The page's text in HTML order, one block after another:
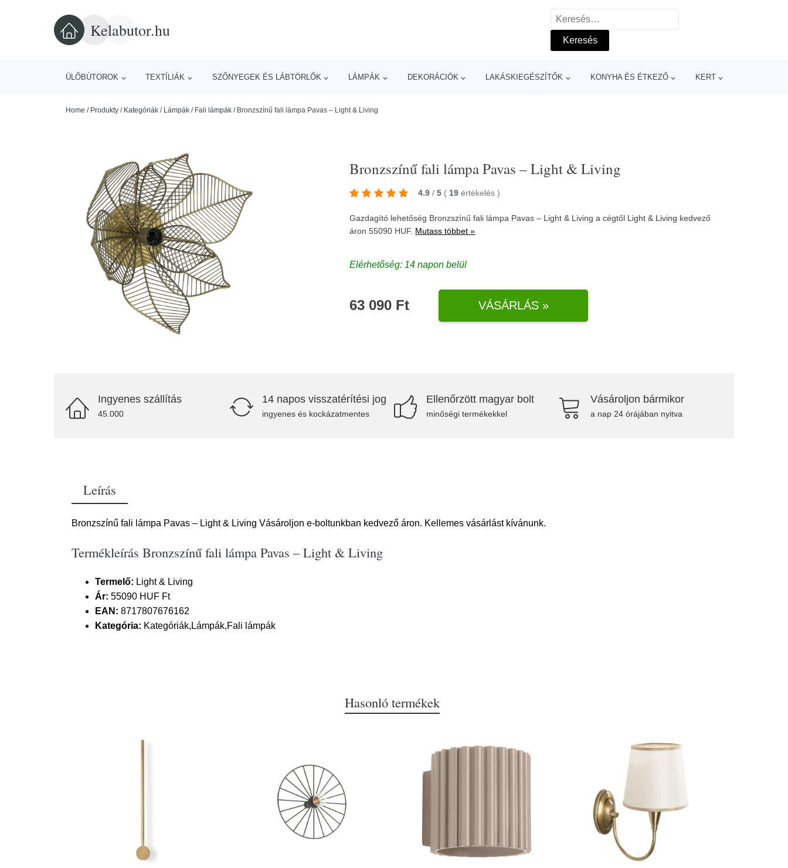
Kelabutor.hu
Keresés:
ÜLŐBÚTOROK TEXTÍLIÁK SZŐNYEGEK ÉS LÁBTÖRLŐK LÁMPÁK DEKORÁCIÓK LAKÁSKIEGÉSZÍTŐK KONYHA ÉS ÉTKEZŐ KERT
Home / Produkty / Kategóriák / Lámpák / Fali lámpák / Bronzszínű fali lámpa Pavas – Light & Living
Bronzszínű fali lámpa Pavas – Light & Living
4.9 / 5 ( 19 értékelés)
Gazdagító lehetőség Bronzszínű fali lámpa Pavas – Light & Living a cégtől Light & Living kedvező
áron 55090 HUF. Mutass többet »
Elérhetőség: 14 napon belül
63 090 Ft VÁSÁRLÁS »
Ingyenes szállítás
45.000
14 napos visszatérítési jog
ingyenes és kockázatmentes
Ellenőrzött magyar bolt
minőségi termékekkel
Vásároljon bármikor
a nap 24 órájában nyitva
Leírás
Bronzszínű fali lámpa Pavas – Light & Living Vásároljon e-boltunkban kedvező áron. Kellemes vásárlást kívánunk.
Termékleírás Bronzszínű fali lámpa Pavas – Light & Living
Termelő: Light & Living
Ár: 55090 HUF Ft
EAN: 8717807676162
Kategória: Kategóriák,Lámpák,Fali lámpák
Hasonló termékek